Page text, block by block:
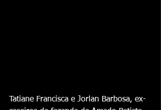
Tatiane Francisca e Jorlan Barbosa, ex-